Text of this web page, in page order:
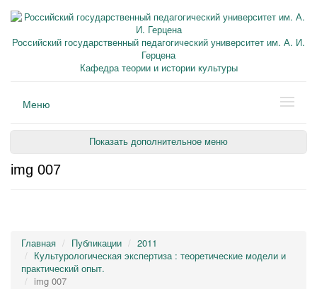
Российский государственный педагогический университет им. А. И.
Герцена
Кафедра теории и истории культуры
Меню
Показать дополнительное меню
img 007
Главная Публикации
2011
Культурологическая экспертиза : теоретические модели и
практический опыт.
img 007